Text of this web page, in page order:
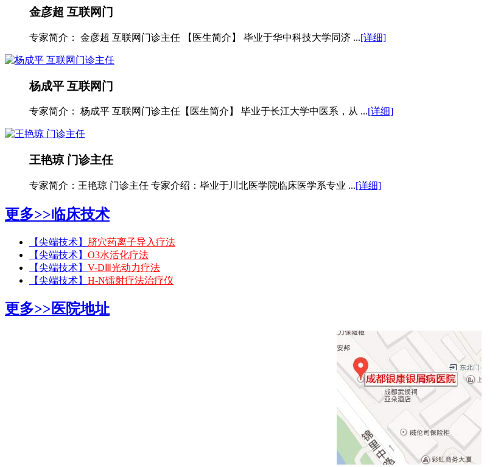
金彦超 互联网门
专家简介： 金彦超 互联网门诊主任 【医生简介】 毕业于华中科技大学同济 ...[详细]
杨成平 互联网门
专家简介： 杨成平 互联网门诊主任【医生简介】 毕业于长江大学中医系，从 ...[详细]
王艳琼 门诊主任
专家简介：王艳琼 门诊主任 专家介绍：毕业于川北医学院临床医学系专业 ...[详细]
更多>>临床技术
【尖端技术】 脐穴药离子导入疗法
【尖端技术】 O3水活化疗法
【尖端技术】 V-DⅢ光动力疗法
【尖端技术】 H-N镭射疗法治疗仪
更多>>医院地址